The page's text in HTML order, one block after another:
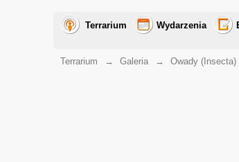
Terrarium Wydarzenia
Terrarium
→ Galeria → Owady (Insecta)